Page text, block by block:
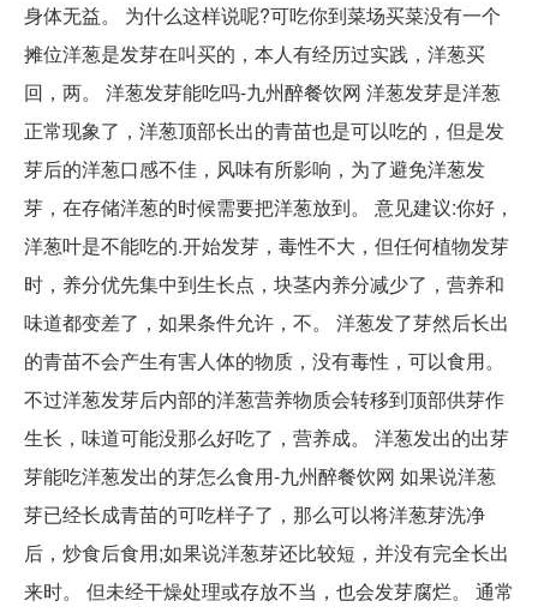
身体无益。 为什么这样说呢?可吃你到菜场买菜没有一个
摊位洋葱是发芽在叫买的，本人有经历过实践，洋葱买
回，两。 洋葱发芽能吃吗-九州醉餐饮网 洋葱发芽是洋葱
正常现象了，洋葱顶部长出的青苗也是可以吃的，但是发
芽后的洋葱口感不佳，风味有所影响，为了避免洋葱发
芽，在存储洋葱的时候需要把洋葱放到。 意见建议:你好，
洋葱叶是不能吃的.开始发芽，毒性不大，但任何植物发芽
时，养分优先集中到生长点，块茎内养分减少了，营养和
味道都变差了，如果条件允许，不。 洋葱发了芽然后长出
的青苗不会产生有害人体的物质，没有毒性，可以食用。
不过洋葱发芽后内部的洋葱营养物质会转移到顶部供芽作
生长，味道可能没那么好吃了，营养成。 洋葱发出的出芽
芽能吃洋葱发出的芽怎么食用-九州醉餐饮网 如果说洋葱
芽已经长成青苗的可吃样子了，那么可以将洋葱芽洗净
后，炒食后食用;如果说洋葱芽还比较短，并没有完全长出
来时。 但未经干燥处理或存放不当，也会发芽腐烂。 通常